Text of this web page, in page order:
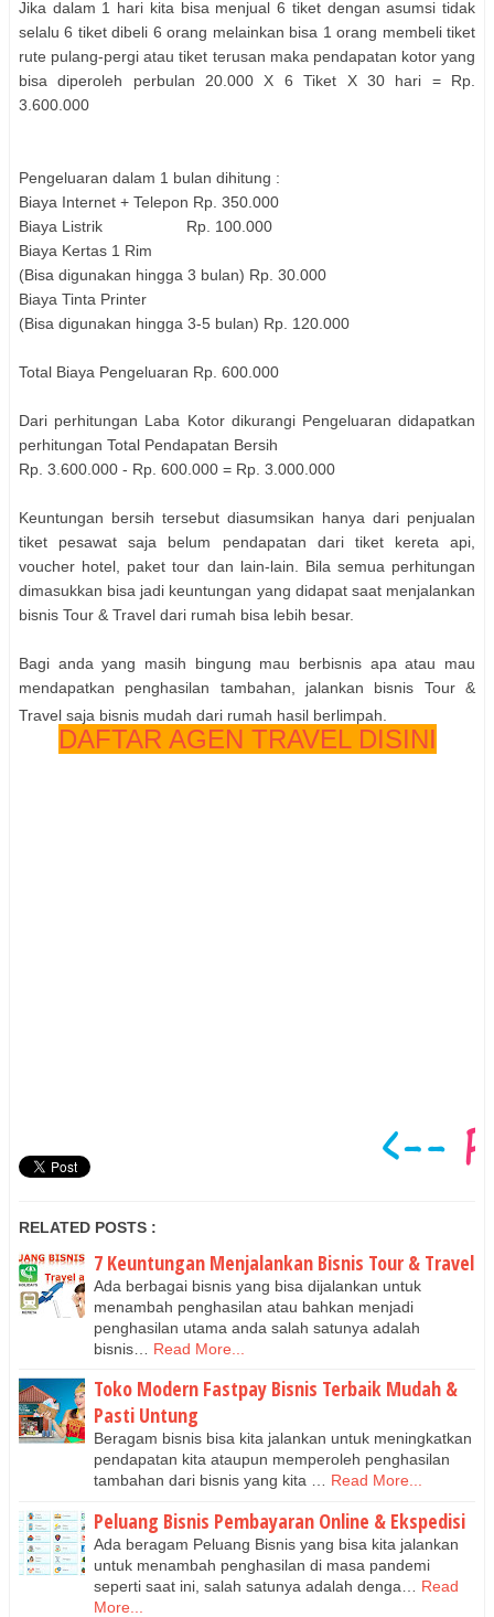
Jika dalam 1 hari kita bisa menjual 6 tiket dengan asumsi tidak
selalu 6 tiket dibeli 6 orang melainkan bisa 1 orang membeli tiket
rute pulang-pergi atau tiket terusan maka pendapatan kotor yang
bisa diperoleh perbulan 20.000 X 6 Tiket X 30 hari = Rp.
3.600.000
Pengeluaran dalam 1 bulan dihitung :
Biaya Internet + Telepon Rp. 350.000
Biaya Listrik Rp. 100.000
Biaya Kertas 1 Rim
(Bisa digunakan hingga 3 bulan) Rp. 30.000
Biaya Tinta Printer
(Bisa digunakan hingga 3-5 bulan) Rp. 120.000
Total Biaya Pengeluaran Rp. 600.000
Dari perhitungan Laba Kotor dikurangi Pengeluaran didapatkan
perhitungan Total Pendapatan Bersih
Rp. 3.600.000 - Rp. 600.000 = Rp. 3.000.000
Keuntungan bersih tersebut diasumsikan hanya dari penjualan
tiket pesawat saja belum pendapatan dari tiket kereta api,
voucher hotel, paket tour dan lain-lain. Bila semua perhitungan
dimasukkan bisa jadi keuntungan yang didapat saat menjalankan
bisnis Tour & Travel dari rumah bisa lebih besar.
Bagi anda yang masih bingung mau berbisnis apa atau mau
mendapatkan penghasilan tambahan, jalankan bisnis Tour &
Travel saja bisnis mudah dari rumah hasil berlimpah.
DAFTAR AGEN TRAVEL DISINI
RELATED POSTS :
7 Keuntungan Menjalankan Bisnis Tour & Travel
Ada berbagai bisnis yang bisa dijalankan untuk
menambah penghasilan atau bahkan menjadi
penghasilan utama anda salah satunya adalah
bisnis…
Read More...
Toko Modern Fastpay Bisnis Terbaik Mudah &
Pasti Untung
Beragam bisnis bisa kita jalankan untuk meningkatkan
pendapatan kita ataupun memperoleh penghasilan
tambahan dari bisnis yang kita …
Read More...
Peluang Bisnis Pembayaran Online & Ekspedisi
Ada beragam Peluang Bisnis yang bisa kita jalankan
untuk menambah penghasilan di masa pandemi
seperti saat ini, salah satunya adalah denga…
Read
More...